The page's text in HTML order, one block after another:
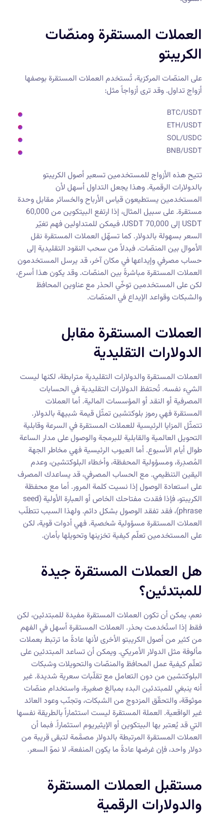
العملات المستقرة ومنصّات
الكريبتو
على المنصّات المركزية، تُستخدم العملات المستقرة بوصفها
أزواج تداول. وقد ترى أزواجاً مثل:
BTC/USDT
ETH/USDT
SOL/USDC
BNB/USDT
تتيح هذه الأزواج للمستخدمين تسعير أصول الكريبتو
بالدولارات الرقمية. وهذا يجعل التداول أسهل لأن
المستخدمين يستطيعون قياس الأرباح والخسائر مقابل وحدة
مستقرة. على سبيل المثال، إذا ارتفع البيتكوين من 60,000
USDT إلى 70,000 USDT، فيمكن للمتداولين فهم تغيّر
السعر بسهولة بالدولار. كما تسهّل العملات المستقرة نقل
الأموال بين المنصّات. فبدلاً من سحب النقود التقليدية إلى
حساب مصرفي وإيداعها في مكان آخر، قد يرسل المستخدمون
العملات المستقرة مباشرةً بين المنصّات. وقد يكون هذا أسرع،
لكن على المستخدمين توخّي الحذر مع عناوين المحافظ
والشبكات وقواعد الإيداع في المنصّات.
العملات المستقرة مقابل
الدولارات التقليدية
العملات المستقرة والدولارات التقليدية مترابطة، لكنها ليست
الشيء نفسه. تُحتفظ الدولارات التقليدية في الحسابات
المصرفية أو النقد أو المؤسسات المالية. أما العملات
المستقرة فهي رموز بلوكتشين تمثّل قيمة شبيهة بالدولار.
تتمثّل المزايا الرئيسية للعملات المستقرة في السرعة وقابلية
التحويل العالمية والقابلية للبرمجة والوصول على مدار الساعة
طوال أيام الأسبوع. أما العيوب الرئيسية فهي مخاطر الجهة
المُصدِرة، ومسؤولية المحفظة، وأخطاء البلوكتشين، وعدم
اليقين التنظيمي. مع الحساب المصرفي، قد يساعدك المصرف
على استعادة الوصول إذا نسيت كلمة المرور. أما مع محفظة
الكريبتو، فإذا فقدت مفتاحك الخاص أو العبارة الأولية (seed
phrase)، فقد تفقد الوصول بشكل دائم. ولهذا السبب تتطلّب
العملات المستقرة مسؤولية شخصية. فهي أدوات قوية، لكن
على المستخدمين تعلّم كيفية تخزينها وتحويلها بأمان.
هل العملات المستقرة جيدة
للمبتدئين؟
نعم، يمكن أن تكون العملات المستقرة مفيدة للمبتدئين، لكن
فقط إذا استُخدمت بحذر. العملات المستقرة أسهل في الفهم
من كثير من أصول الكريبتو الأخرى لأنها عادةً ما ترتبط بعملات
مألوفة مثل الدولار الأمريكي. ويمكن أن تساعد المبتدئين على
تعلّم كيفية عمل المحافظ والمنصّات والتحويلات وشبكات
البلوكتشين من دون التعامل مع تقلّبات سعرية شديدة. غير
أنه ينبغي للمبتدئين البدء بمبالغ صغيرة، واستخدام منصّات
موثوقة، والتحقّق المزدوج من الشبكات، وتجنّب وعود العائد
غير الواقعية. العملة المستقرة ليست استثماراً بالطريقة نفسها
التي قد يُعتبر بها البيتكوين أو الإيثيريوم استثماراً. فبما أن
العملات المستقرة المرتبطة بالدولار مصمَّمة لتبقى قريبة من
دولار واحد، فإن غرضها عادةً ما يكون المنفعة، لا نموّ السعر.
مستقبل العملات المستقرة
والدولارات الرقمية